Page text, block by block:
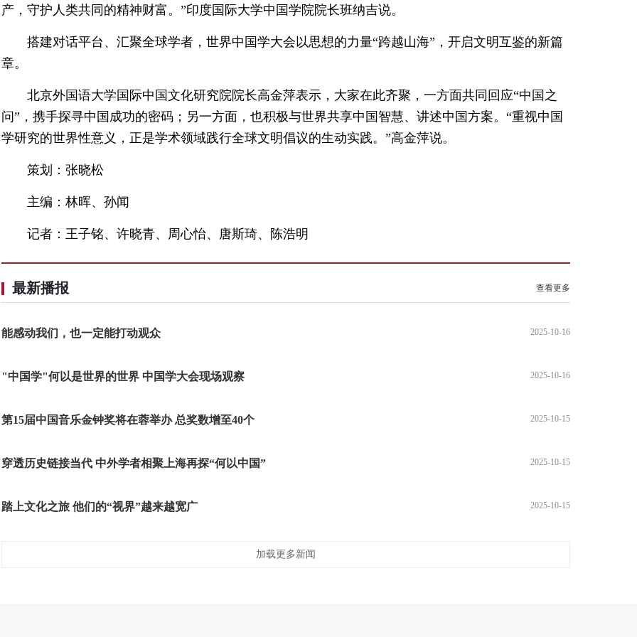
产，守护人类共同的精神财富。”印度国际大学中国学院院长班纳吉说。
搭建对话平台、汇聚全球学者，世界中国学大会以思想的力量“跨越山海”，开启文明互鉴的新篇
章。
北京外国语大学国际中国文化研究院院长高金萍表示，大家在此齐聚，一方面共同回应“中国之
问”，携手探寻中国成功的密码；另一方面，也积极与世界共享中国智慧、讲述中国方案。“重视中国
学研究的世界性意义，正是学术领域践行全球文明倡议的生动实践。”高金萍说。
策划：张晓松
主编：林晖、孙闻
记者：王子铭、许晓青、周心怡、唐斯琦、陈浩明
最新播报 查看更多
能感动我们，也一定能打动观众 2025-10-16
"中国学"何以是世界的世界 中国学大会现场观察 2025-10-16
第15届中国音乐金钟奖将在蓉举办 总奖数增至40个 2025-10-15
穿透历史链接当代 中外学者相聚上海再探“何以中国” 2025-10-15
踏上文化之旅 他们的“视界”越来越宽广 2025-10-15
加载更多新闻